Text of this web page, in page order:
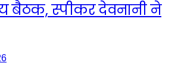
बैठक, स्पीकर देवनानी ने